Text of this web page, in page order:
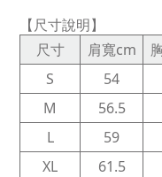
【尺寸說明】
尺寸
肩寬cm
S
54
M
56.5
L
59
XL
61.5